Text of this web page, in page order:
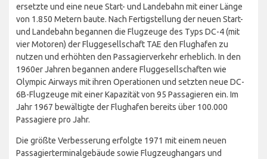
ersetzte und eine neue Start- und Landebahn mit einer Länge
von 1.850 Metern baute. Nach Fertigstellung der neuen Start-
und Landebahn begannen die Flugzeuge des Typs DC-4 (mit
vier Motoren) der Fluggesellschaft TAE den Flughafen zu
nutzen und erhöhten den Passagierverkehr erheblich. In den
1960er Jahren begannen andere Fluggesellschaften wie
Olympic Airways mit ihren Operationen und setzten neue DC-
6B-Flugzeuge mit einer Kapazität von 95 Passagieren ein. Im
Jahr 1967 bewältigte der Flughafen bereits über 100.000
Passagiere pro Jahr.
Die größte Verbesserung erfolgte 1971 mit einem neuen
Passagierterminalgebäude sowie Flugzeughangars und